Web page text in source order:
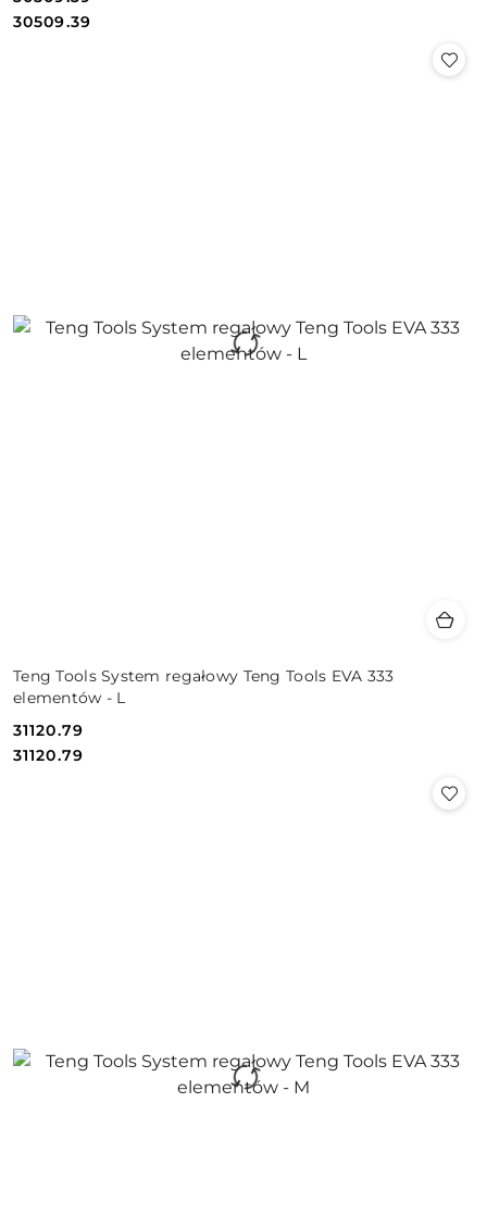
Cena:
Cena:
30509.39
Teng Tools System regałowy Teng Tools EVA 333
elementów - L
Cena:
31120.79
Cena:
31120.79